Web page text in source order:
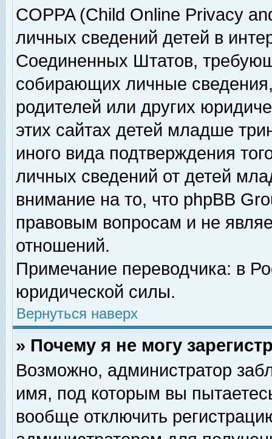
COPPA (Child Online Privacy
личных сведений детей в
Соединенных Штатов,
собирающих личные
родителей или других
этих сайтах детей младше
иного вида подтверждения
личных сведений от детей
внимание на то, что phpBB
правовым вопросам и не
отношений.
Примечание переводчика: в
юридической силы.
Вернуться наверх
» Почему я не могу
Возможно, администратор
имя, под которым вы
вообще отключить